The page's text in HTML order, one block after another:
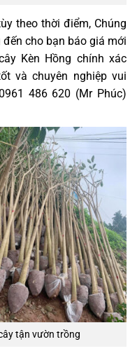
theo thời điểm, Chúng
cho bạn báo giá mới
Kèn Hồng chính xác
và chuyên nghiệp vui
486 620 (Mr Phúc)
tận vườn trồng